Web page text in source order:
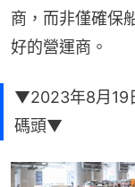
商，而非僅確保
好的營運商。
▼2023年8月19
碼頭▼